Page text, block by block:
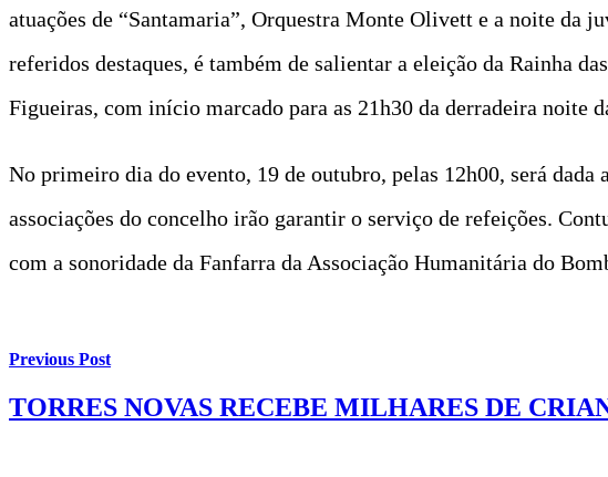
atuações de “Santamaria”, Orquestra Monte Olivett e a noite da
referidos destaques, é também de salientar a eleição da Rainha
Figueiras, com início marcado para as 21h30 da derradeira noite
No primeiro dia do evento, 19 de outubro, pelas 12h00, será dada
associações do concelho irão garantir o serviço de refeições.
com a sonoridade da Fanfarra da Associação Humanitária do
Previous Post
TORRES NOVAS RECEBE MILHARES DE